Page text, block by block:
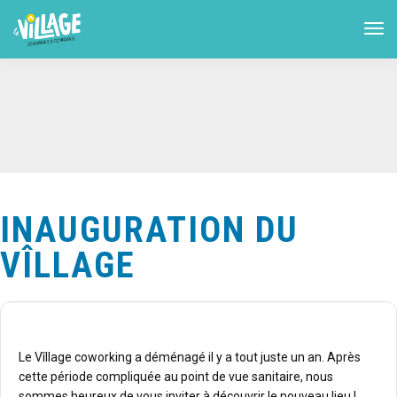
INAUGURATION DU
VÎLLAGE
Le Vîllage coworking a déménagé il y a tout juste un an. Après
cette période compliquée au point de vue sanitaire, nous